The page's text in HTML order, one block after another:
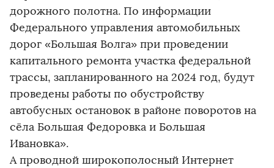
дорожного полотна. По информации
Федерального управления автомобильных
дорог «Большая Волга» при проведении
капитального ремонта участка федеральной
трассы, запланированного на 2024 год, будут
проведены работы по обустройству
автобусных остановок в районе поворотов на
сёла Большая Федоровка и Большая
Ивановка».
А проводной широкополосный Интернет